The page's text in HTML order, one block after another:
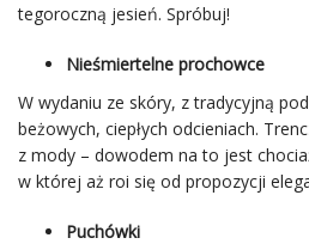
tegoroczną jesień. Spróbuj!
Nieśmiertelne prochowce
W wydaniu ze skóry, z tradycyjną
beżowych, ciepłych odcieniach.
z mody – dowodem na to jest
w której aż roi się od propozycji
Puchówki